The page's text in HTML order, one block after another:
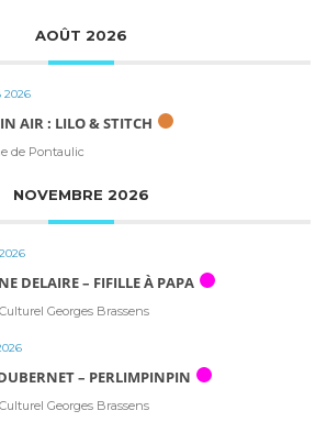
AOÛT 2026
2026
AIR : LILO & STITCH
de Pontaulic
NOVEMBRE 2026
DELAIRE – FIFILLE À PAPA
Georges Brassens
– PERLIMPINPIN
Georges Brassens